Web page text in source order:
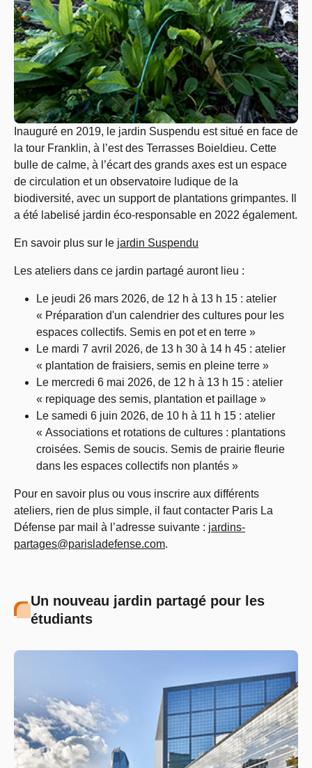
Inauguré en 2019, le jardin Suspendu est situé en face de
la tour Franklin, à l’est des Terrasses Boieldieu. Cette
bulle de calme, à l’écart des grands axes est un espace
de circulation et un observatoire ludique de la
biodiversité, avec un support de plantations grimpantes. Il
a été labelisé jardin éco-responsable en 2022 également.
En savoir plus sur le jardin Suspendu
Les ateliers dans ce jardin partagé auront lieu :
Le jeudi 26 mars 2026, de 12 h à 13 h 15 : atelier
« Préparation d'un calendrier des cultures pour les
espaces collectifs. Semis en pot et en terre »
Le mardi 7 avril 2026, de 13 h 30 à 14 h 45 : atelier
« plantation de fraisiers, semis en pleine terre »
Le mercredi 6 mai 2026, de 12 h à 13 h 15 : atelier
« repiquage des semis, plantation et paillage »
Le samedi 6 juin 2026, de 10 h à 11 h 15 : atelier
« Associations et rotations de cultures : plantations
croisées. Semis de soucis. Semis de prairie fleurie
dans les espaces collectifs non plantés »
Pour en savoir plus ou vous inscrire aux différents
ateliers, rien de plus simple, il faut contacter Paris La
Défense par mail à l’adresse suivante : jardins-
partages@parisladefense.com.
Un nouveau jardin partagé pour les
étudiants